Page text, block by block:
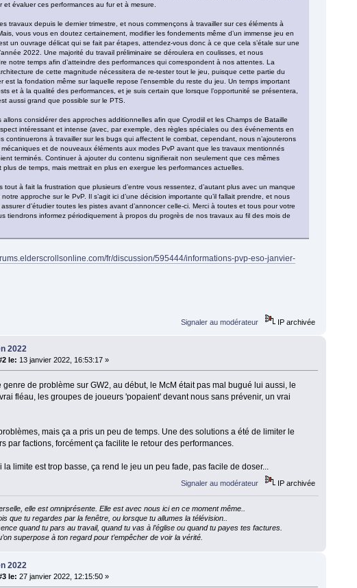
et évaluer ces performances au fur et à mesure.
travaux depuis le dernier trimestre, et nous commençons à travailler sur ces éléments à
vous vous en doutez certainement, modifier les fondements même d’un immense jeu en
un ouvrage délicat qui se fait par étapes, attendez-vous donc à ce que cela s’étale sur une
2022. Une majorité du travail préliminaire se déroulera en coulisses, et nous
notre temps afin d’atteindre des performances qui correspondent à nos attentes. La
de cette magnitude nécessitera de re-tester tout le jeu, puisque cette partie du
est la fondation même sur laquelle repose l’ensemble du reste du jeu. Un temps important
et à la qualité des performances, et je suis certain que lorsque l’opportunité se présentera,
aussi grand que possible sur le PTS.
allons considérer des approches additionnelles afin que Cyrodiil et les Champs de Bataille
intéressant et intense (avec, par exemple, des règles spéciales ou des événements en
continuerons à travailler sur les bugs qui affectent le combat, cependant, nous n’ajouterons
et de nouveaux éléments aux modes PvP avant que les travaux mentionnés
terminés. Continuer à ajouter du contenu signifierait non seulement que ces mêmes
plus de temps, mais mettrait en plus en exergue les performances actuelles.
tout à fait la frustration que plusieurs d’entre vous ressentez, d’autant plus avec un manque
approche sur le PvP. Il s’agit ici d’une décision importante qu’il fallait prendre, et nous
d’étudier toutes les pistes avant d’annoncer celle-ci. Merci à toutes et tous pour votre
tiendrons informez périodiquement à propos du progrès de nos travaux au fil des mois de
fr/discussion/595444/informations-pvp-eso-janvier-
Signaler au modérateur IP archivée
2022
le: 13 janvier 2022, 16:53:17 »
genre de problème sur GW2, au début, le McM était pas mal bugué lui aussi, le
fléau, les groupes de joueurs 'popaient' devant nous sans prévenir, un vrai
mais ça a pris un peu de temps. Une des solutions a été de limiter le
par factions, forcément ça facilite le retour des performances.
la limite est trop basse, ça rend le jeu un peu fade, pas facile de doser...
Signaler au modérateur IP archivée
elle est omniprésente. Elle est avec nous ici en ce moment même..
que tu regardes par la fenêtre, ou lorsque tu allumes la télévision..
quand tu pars au travail, quand tu vas à l’église ou quand tu payes tes factures.
superpose à ton regard pour t’empêcher de voir la vérité.
2022
le: 27 janvier 2022, 12:15:50 »